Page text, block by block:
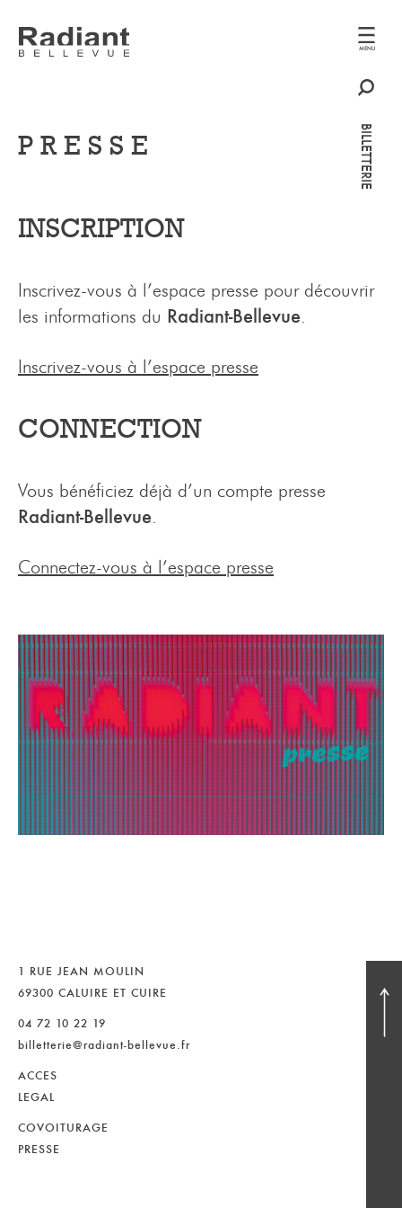
MENU
MENU
BILLETTERIE
BILLETTERIE
PRESSE
INSCRIPTION
Inscrivez-vous à l’espace presse pour découvrir
les informations du Radiant-Bellevue.
Inscrivez-vous à l’espace presse
CONNECTION
Vous bénéficiez déjà d’un compte presse
Radiant-Bellevue.
Connectez-vous à l’espace presse
1 RUE JEAN MOULIN
69300 CALUIRE ET CUIRE
04 72 10 22 19
billetterie@radiant-bellevue.fr
ACCES
LEGAL
COVOITURAGE
PRESSE